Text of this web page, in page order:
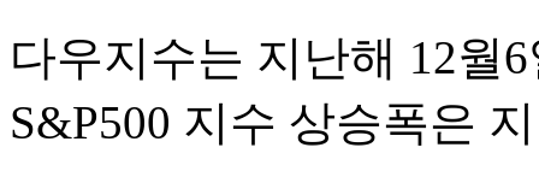
다우지수는 지난해 12월
S&P500 지수 상승폭은